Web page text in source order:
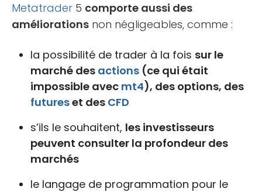
Metatrader 5 comporte aussi des
améliorations non négligeables, comme :
la possibilité de trader à la fois sur le
marché des actions (ce qui était
impossible avec mt4), des options, des
futureset des CFD
s’ils le souhaitent, les investisseurs
peuvent consulter la profondeur des
marchés
le langage de programmation pour le